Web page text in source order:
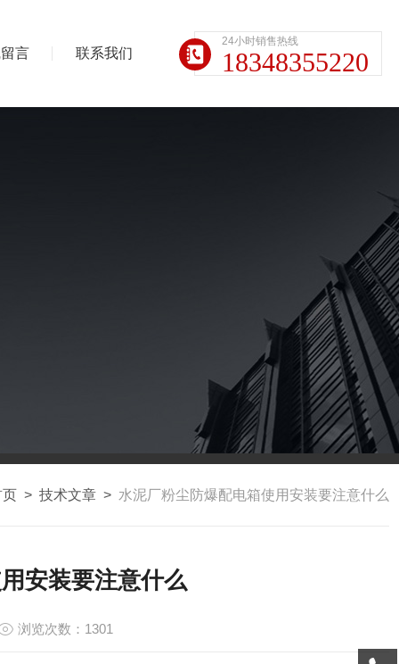
言 联系我们
24小时销售热线
18348355220
页 > 技术文章 > 水泥厂粉尘防爆配电箱使用安装要注意什么
安装要注意什么
浏览次数：1301